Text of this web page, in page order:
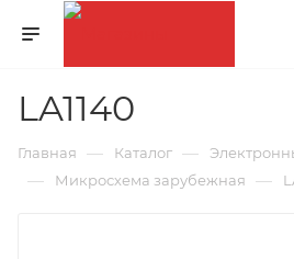
LA1140
Главная — Каталог —
— Микросхема зарубежная —